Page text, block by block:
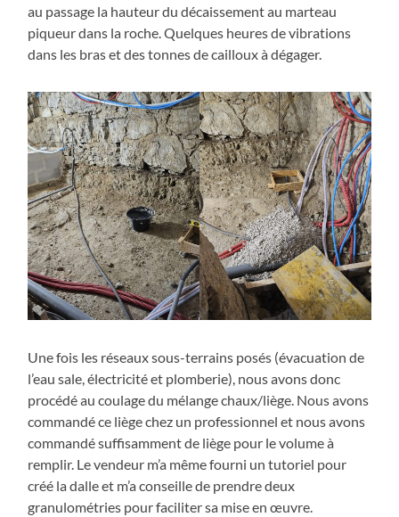
au passage la hauteur du décaissement au marteau
piqueur dans la roche. Quelques heures de vibrations
dans les bras et des tonnes de cailloux à dégager.
Une fois les réseaux sous-terrains posés (évacuation de
l’eau sale, électricité et plomberie), nous avons donc
procédé au coulage du mélange chaux/liège. Nous avons
commandé ce liège chez un professionnel et nous avons
commandé suffisamment de liège pour le volume à
remplir. Le vendeur m’a même fourni un tutoriel pour
créé la dalle et m’a conseille de prendre deux
granulométries pour faciliter sa mise en œuvre.